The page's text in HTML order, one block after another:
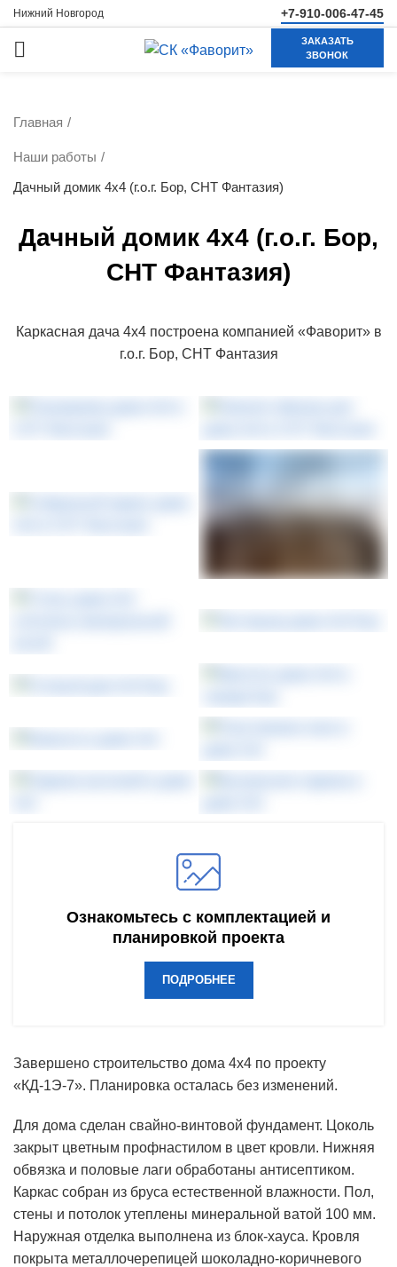
Нижний Новгород +7-910-006-47-45
ЗАКАЗАТЬ
ЗВОНОК
Главная
Наши работы
Дачный домик 4х4 (г.о.г. Бор, СНТ Фантазия)
Дачный домик 4х4 (г.о.г. Бор,
СНТ Фантазия)
Каркасная дача 4х4 построена компанией «Фаворит» в
г.о.г. Бор, СНТ Фантазия
Ознакомьтесь с комплектацией и
планировкой проекта
ПОДРОБНЕЕ
Завершено строительство дома 4х4 по проекту
«КД-1Э-7». Планировка осталась без изменений.
Для дома сделан свайно-винтовой фундамент. Цоколь
закрыт цветным профнастилом в цвет кровли. Нижняя
обвязка и половые лаги обработаны антисептиком.
Каркас собран из бруса естественной влажности. Пол,
стены и потолок утеплены минеральной ватой 100 мм.
Наружная отделка выполнена из блок-хауса. Кровля
покрыта металлочерепицей шоколадно-коричневого